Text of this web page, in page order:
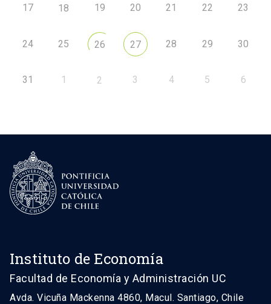
17 18 19 20 21 22 23
24 25 26 27 28 29 30
31 1 2 3 4 5 6
Instituto de Economía
Facultad de Economía y Administración UC
Avda. Vicuña Mackenna 4860, Macul. Santiago, Chile